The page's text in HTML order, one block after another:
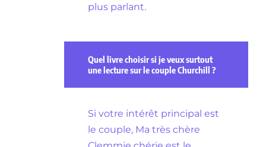
plus parlant.
Quel livre choisir si je veux surtout
une lecture sur le couple Churchill ?
Si votre intérêt principal est
le couple, Ma très chère